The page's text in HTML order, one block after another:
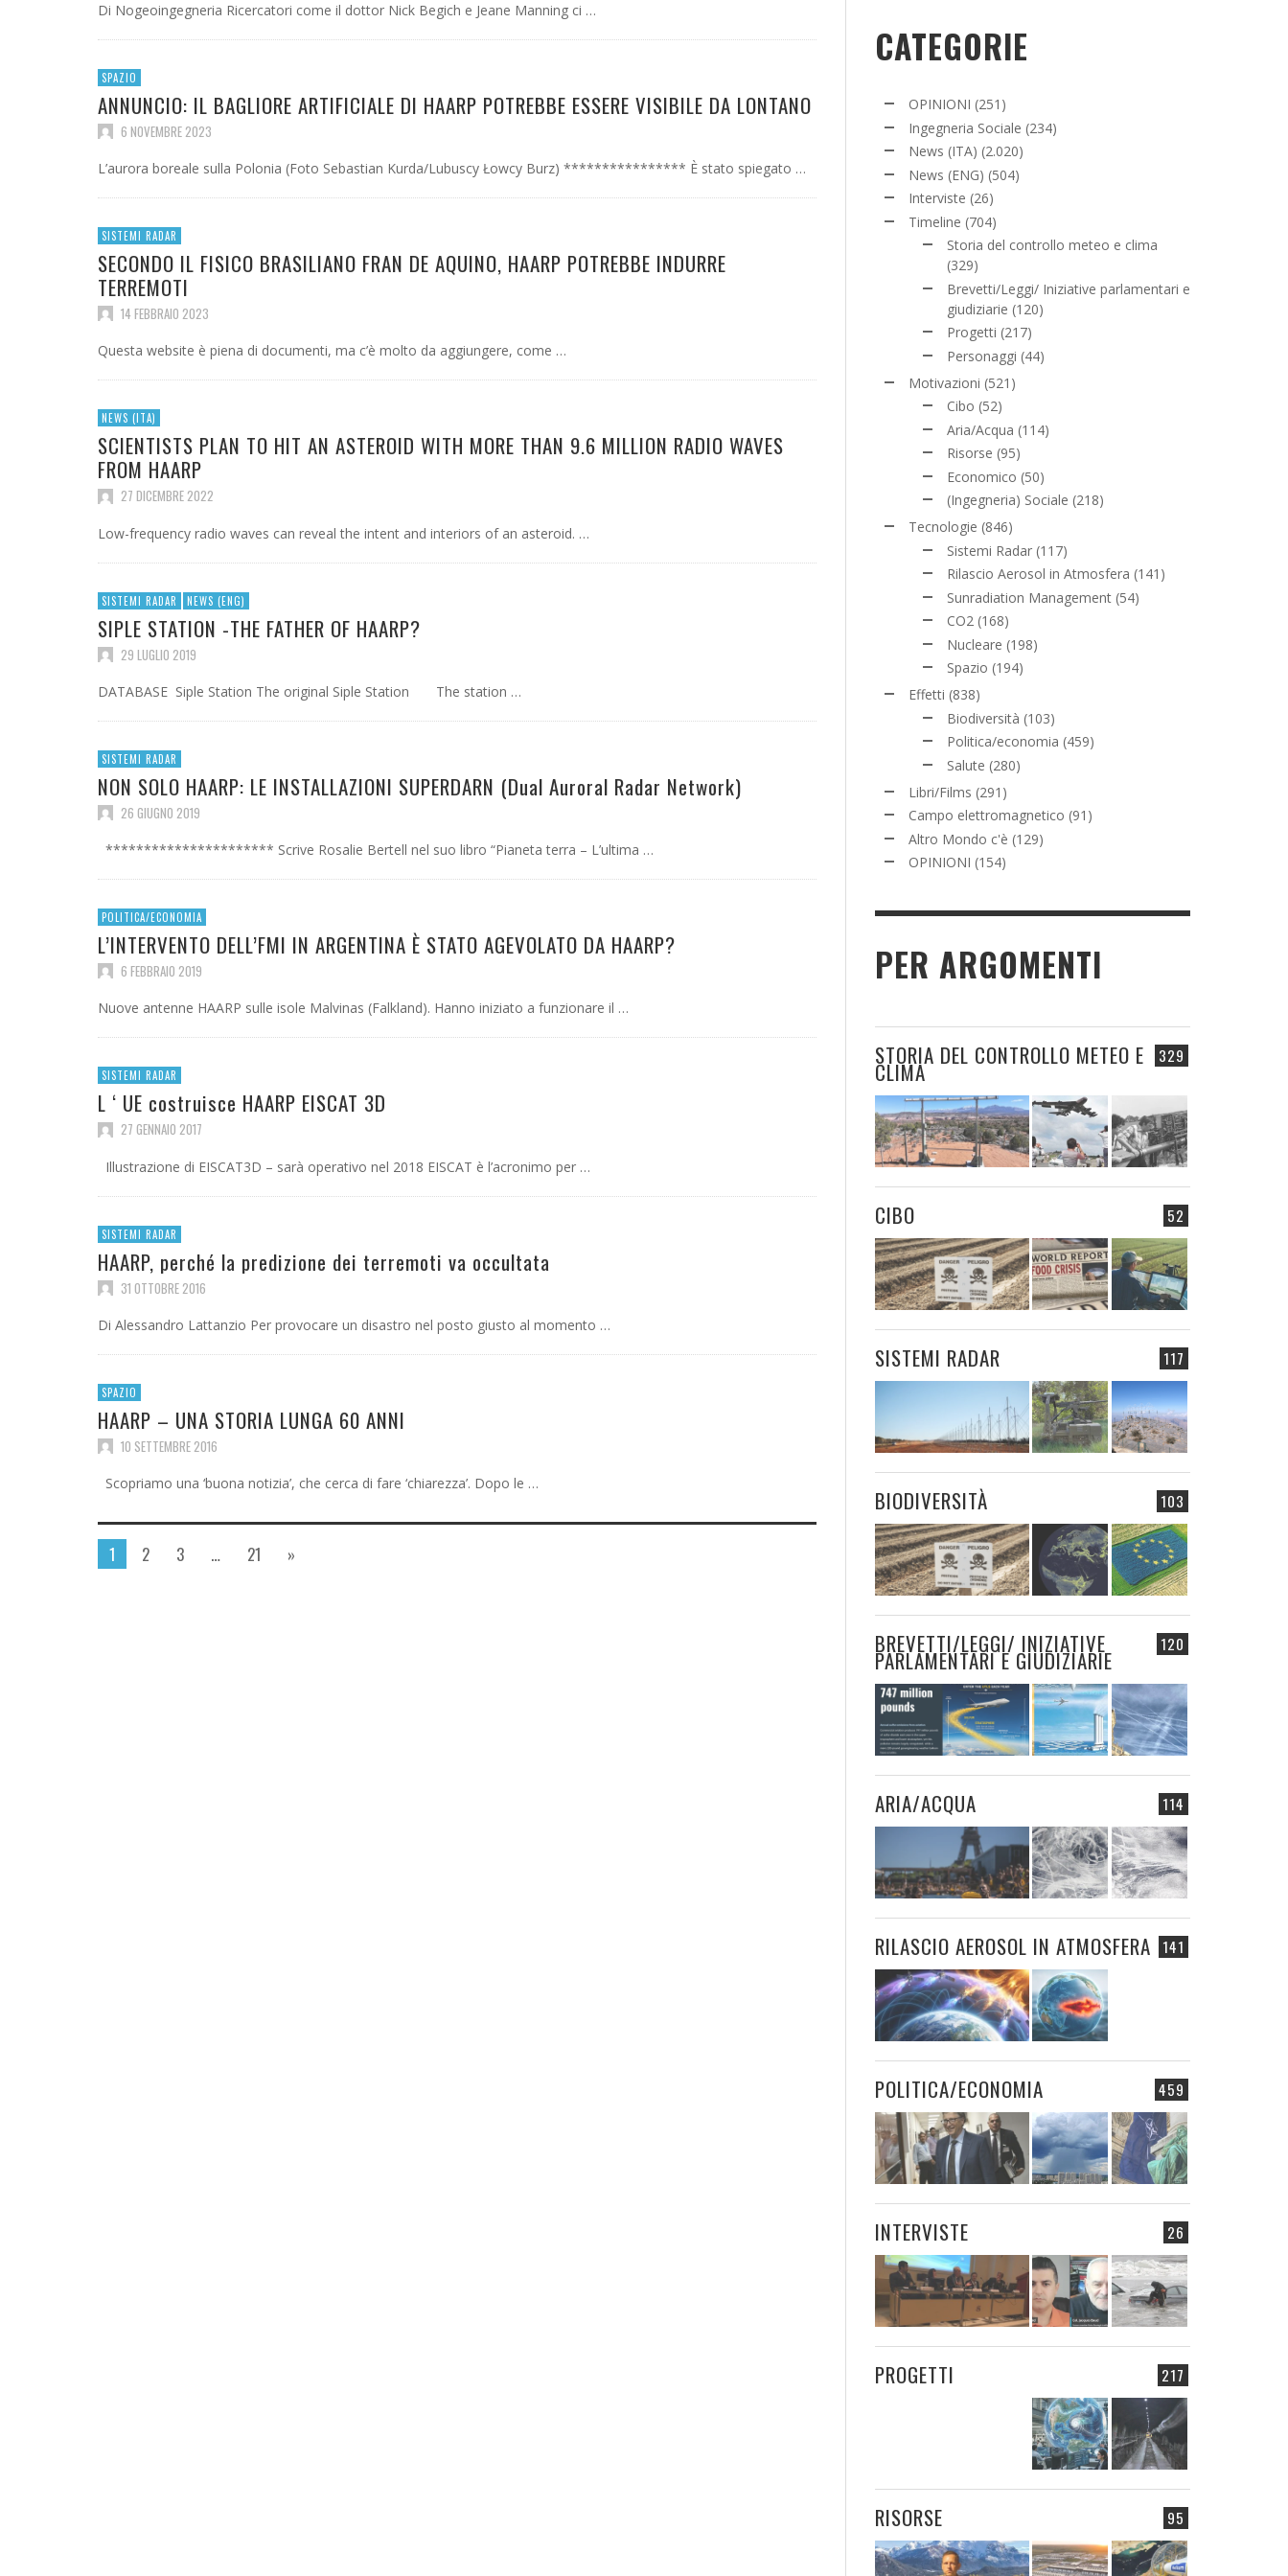
Di Nogeoingegneria Ricercatori come il dottor Nick Begich e Jeane Manning ci …
SPAZIO
ANNUNCIO: IL BAGLIORE ARTIFICIALE DI HAARP POTREBBE ESSERE VISIBILE DA LONTANO
6 NOVEMBRE 2023
L’aurora boreale sulla Polonia (Foto Sebastian Kurda/Lubuscy Łowcy Burz) **************** È stato spiegato …
SISTEMI RADAR
SECONDO IL FISICO BRASILIANO FRAN DE AQUINO, HAARP POTREBBE INDURRE
TERREMOTI
14 FEBBRAIO 2023
Questa website è piena di documenti, ma c’è molto da aggiungere, come …
NEWS (ITA)
SCIENTISTS PLAN TO HIT AN ASTEROID WITH MORE THAN 9.6 MILLION RADIO WAVES
FROM HAARP
27 DICEMBRE 2022
Low-frequency radio waves can reveal the intent and interiors of an asteroid. …
SISTEMI RADAR NEWS (ENG)
SIPLE STATION -THE FATHER OF HAARP?
29 LUGLIO 2019
DATABASE Siple Station The original Siple Station The station …
SISTEMI RADAR
NON SOLO HAARP: LE INSTALLAZIONI SUPERDARN (Dual Auroral Radar Network)
26 GIUGNO 2019
********************** Scrive Rosalie Bertell nel suo libro “Pianeta terra – L’ultima …
POLITICA/ECONOMIA
L’INTERVENTO DELL’FMI IN ARGENTINA È STATO AGEVOLATO DA HAARP?
6 FEBBRAIO 2019
Nuove antenne HAARP sulle isole Malvinas (Falkland). Hanno iniziato a funzionare il …
SISTEMI RADAR
L ‘ UE costruisce HAARP EISCAT 3D
27 GENNAIO 2017
Illustrazione di EISCAT3D – sarà operativo nel 2018 EISCAT è l’acronimo per …
SISTEMI RADAR
HAARP, perché la predizione dei terremoti va occultata
31 OTTOBRE 2016
Di Alessandro Lattanzio Per provocare un disastro nel posto giusto al momento …
SPAZIO
HAARP – UNA STORIA LUNGA 60 ANNI
10 SETTEMBRE 2016
Scopriamo una ‘buona notizia’, che cerca di fare ‘chiarezza’. Dopo le …
1 2 3 … 21 »
CATEGORIE
OPINIONI (251)
Ingegneria Sociale (234)
News (ITA) (2.020)
News (ENG) (504)
Interviste (26)
Timeline (704)
Storia del controllo meteo e clima
(329)
Brevetti/Leggi/ Iniziative parlamentari e
giudiziarie (120)
Progetti (217)
Personaggi (44)
Motivazioni (521)
Cibo (52)
Aria/Acqua (114)
Risorse (95)
Economico (50)
(Ingegneria) Sociale (218)
Tecnologie (846)
Sistemi Radar (117)
Rilascio Aerosol in Atmosfera (141)
Sunradiation Management (54)
CO2 (168)
Nucleare (198)
Spazio (194)
Effetti (838)
Biodiversità (103)
Politica/economia (459)
Salute (280)
Libri/Films (291)
Campo elettromagnetico (91)
Altro Mondo c'è (129)
OPINIONI (154)
PER ARGOMENTI
329
STORIA DEL CONTROLLO METEO E
CLIMA
52
CIBO
117
SISTEMI RADAR
103
BIODIVERSITÀ
120
BREVETTI/LEGGI/ INIZIATIVE
PARLAMENTARI E GIUDIZIARIE
114
ARIA/ACQUA
141
RILASCIO AEROSOL IN ATMOSFERA
459
POLITICA/ECONOMIA
26
INTERVISTE
217
PROGETTI
95
RISORSE